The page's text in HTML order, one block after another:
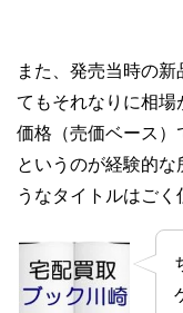
また、発売当時の
てもそれなりに相
価格（売価ベース）
というのが経験的
うなタイトルはごく